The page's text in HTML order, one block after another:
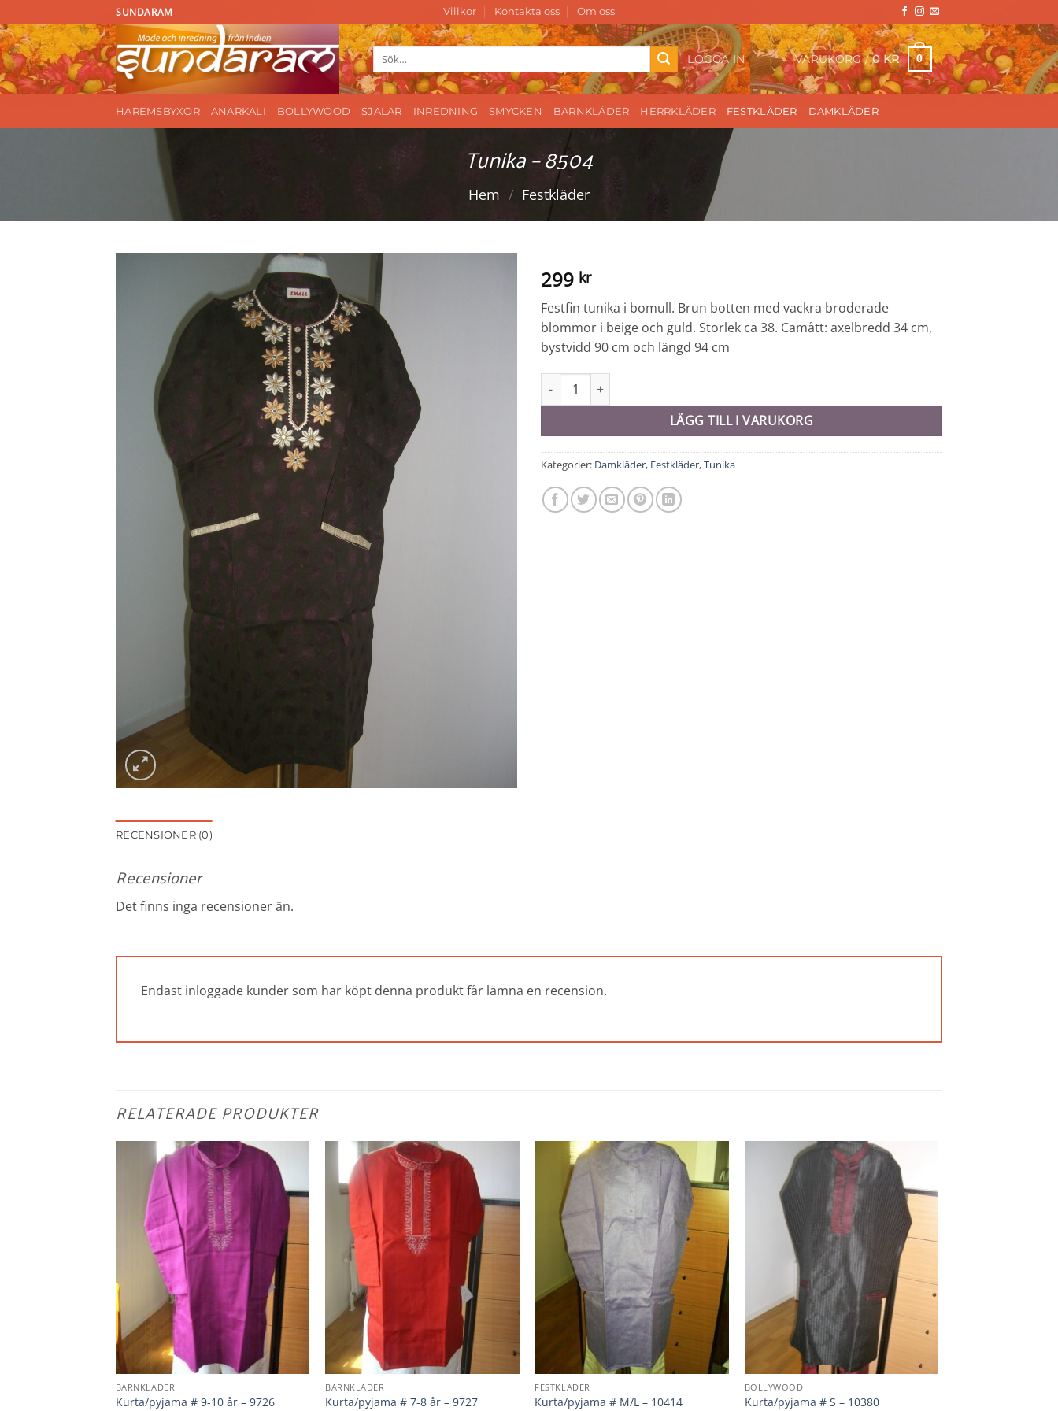
to
content
SUNDARAM Villkor Kontakta oss Om oss
Sök
LOGGA IN VARUKORG /0 KR 0
HAREMSBYXOR ANARKALI BOLLYWOOD SJALAR INREDNING SMYCKEN BARNKLÄDER HERRKLÄDER FESTKLÄDER DAMKLÄDER
Tunika – 8504
Hem / Festkläder
299 kr
Festfin tunika i bomull. Brun botten med vackra broderade
blommor i beige och guld. Storlek ca 38. Camått: axelbredd 34 cm,
bystvidd 90 cm och längd 94 cm
Tunika - 8504 mängd
LÄGG TILL I VARUKORG
Kategorier: Damkläder, Festkläder,Tunika
RECENSIONER (0)
Recensioner
Det finns inga recensioner än.
Endast inloggade kunder som har köpt denna produkt får lämna en recension.
RELATERADE PRODUKTER
BARNKLÄDER
Kurta/pyjama # 9-10 år – 9726
BARNKLÄDER
Kurta/pyjama # 7-8 år – 9727
FESTKLÄDER
Kurta/pyjama # M/L – 10414
BOLLYWOOD
Kurta/pyjama # S – 10380